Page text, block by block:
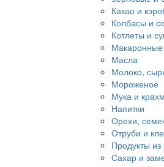
Какао и
Колбасы и
Котлеты и
Макаронные
Масла
Молоко,
Мороженое
Мука и
Напитки
Орехи,
Отруби и
Продукты
Сахар и